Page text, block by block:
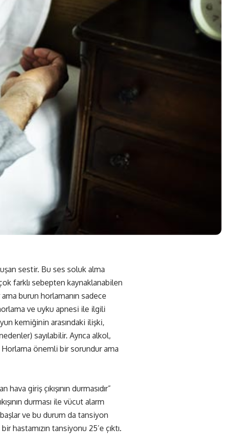
sestir. Bu ses soluk alma
farklı sebepten kaynaklanabilen
burun horlamanın sadece
ve uyku apnesi ile ilgili
kemiğinin arasındaki ilişki,
sayılabilir. Ayrıca alkol,
önemli bir sorundur ama
giriş çıkışının durmasıdır”
durması ile vücut alarm
ve bu durum da tansiyon
hastamızın tansiyonu 25’e çıktı.